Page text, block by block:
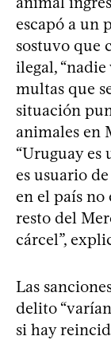
escapó a un
sostuvo que
ilegal,
multas que
situación
animales en
“Uruguay es
es usuario
en el país no
resto del
cárcel”,
Las
delito
si hay